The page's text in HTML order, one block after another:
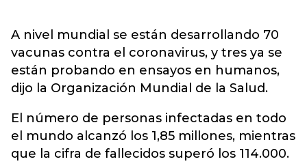
A nivel mundial se están desarrollando 70
vacunas contra el coronavirus, y tres ya se
están probando en ensayos en humanos,
dijo la Organización Mundial de la Salud.
El número de personas infectadas en todo
el mundo alcanzó los 1,85 millones, mientras
que la cifra de fallecidos superó los 114.000.